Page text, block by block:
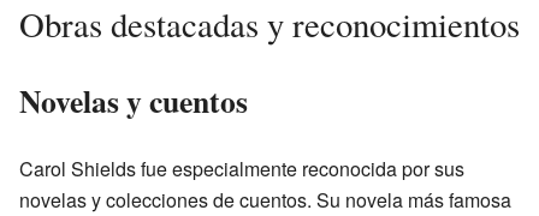
Obras destacadas y reconocimientos
Novelas y cuentos
Carol Shields fue especialmente reconocida por sus
novelas y colecciones de cuentos. Su novela más famosa